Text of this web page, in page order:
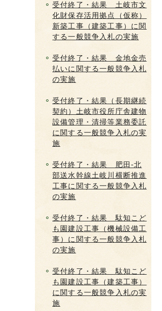
受付終了・結果 土岐市文
化財保存活用拠点（仮称）
新築工事（建築工事）に関
する一般競争入札の実施
受付終了・結果 金地金売
払いに関する一般競争入札
の実施
受付終了・結果（長期継続
契約）土岐市役所庁舎建物
設備管理・清掃等業務委託
に関する一般競争入札の実
施
受付終了・結果 肥田-北
部送水幹線土岐川横断推進
工事に関する一般競争入札
の実施
受付終了・結果 駄知こど
も園建設工事（機械設備工
事）に関する一般競争入札
の実施
受付終了・結果 駄知こど
も園建設工事（建築工事）
に関する一般競争入札の実
施